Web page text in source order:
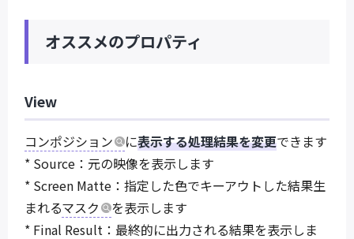
オススメのプロパティ
View
コンポジション に表示する処理結果を変更できます
* Source：元の映像を表示します
* Screen Matte：指定した色でキーアウトした結果生
まれるマスク
を表示します
* Final Result：最終的に出力される結果を表示しま